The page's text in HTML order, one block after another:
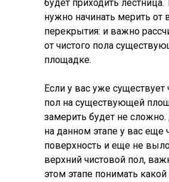
будет приходить лестница.
нужно начинать мерить от
перекрытия: и важно
от чистого пола
площадке.
Если у вас уже существует
пол на существующей
замерить будет не
на данном этапе у вас еще
поверхность и еще не
верхний чистовой пол,
этом этапе понимать